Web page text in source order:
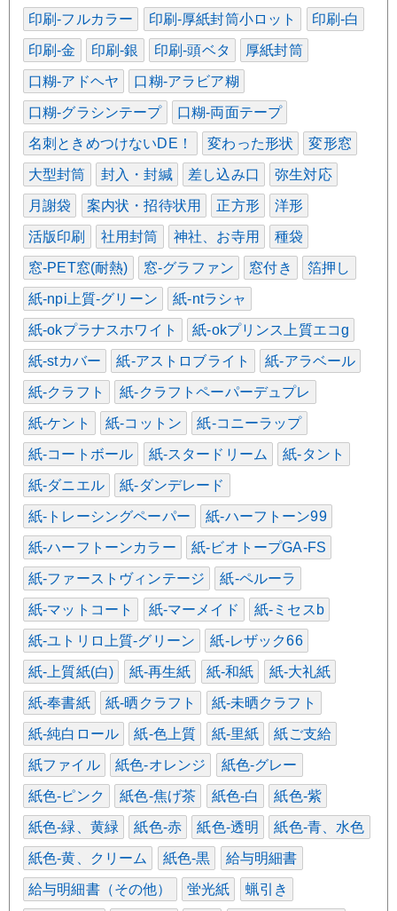
印刷-フルカラー 印刷-厚紙封筒小ロット 印刷-白
印刷-金 印刷-銀 印刷-頭ベタ 厚紙封筒
口糊-アドヘヤ 口糊-アラビア糊
口糊-グラシンテープ 口糊-両面テープ
名刺ときめつけないDE！ 変わった形状 変形窓
大型封筒 封入・封緘 差し込み口 弥生対応
月謝袋 案内状・招待状用 正方形 洋形
活版印刷 社用封筒 神社、お寺用 種袋
窓-PET窓(耐熱) 窓-グラファン 窓付き 箔押し
紙-npi上質-グリーン 紙-ntラシャ
紙-okプラナスホワイト 紙-okプリンス上質エコg
紙-stカバー 紙-アストロブライト 紙-アラベール
紙-クラフト 紙-クラフトペーパーデュプレ
紙-ケント 紙-コットン 紙-コニーラップ
紙-コートボール 紙-スタードリーム 紙-タント
紙-ダニエル 紙-ダンデレード
紙-トレーシングペーパー 紙-ハーフトーン99
紙-ハーフトーンカラー 紙-ビオトープGA-FS
紙-ファーストヴィンテージ 紙-ペルーラ
紙-マットコート 紙-マーメイド 紙-ミセスb
紙-ユトリロ上質-グリーン 紙-レザック66
紙-上質紙(白) 紙-再生紙 紙-和紙 紙-大礼紙
紙-奉書紙 紙-晒クラフト 紙-未晒クラフト
紙-純白ロール 紙-色上質 紙-里紙 紙ご支給
紙ファイル 紙色-オレンジ 紙色-グレー
紙色-ピンク 紙色-焦げ茶 紙色-白 紙色-紫
紙色-緑、黄緑 紙色-赤 紙色-透明 紙色-青、水色
紙色-黄、クリーム 紙色-黒 給与明細書
給与明細書（その他） 蛍光紙 蝋引き